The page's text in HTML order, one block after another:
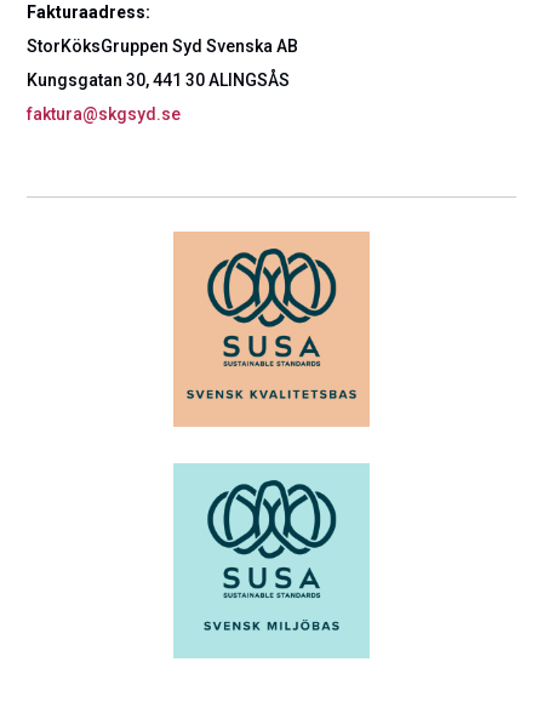
Fakturaadress:
StorKöksGruppen Syd Svenska AB
Kungsgatan 30, 441 30 ALINGSÅS
faktura@skgsyd.se